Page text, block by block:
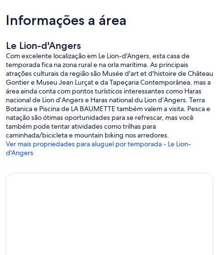
Informações a área
Le Lion-d'Angers
Com excelente localização em Le Lion-d'Angers, esta casa de
temporada fica na zona rural e na orla marítima. As principais
atrações culturais da região são Musée d'art et d'histoire de Château
Gontier e Museu Jean Lurçat e da Tapeçaria Contemporânea, mas a
área ainda conta com pontos turísticos interessantes como Haras
nacional de Lion d’Angers e Haras national du Lion d’Angers. Terra
Botanica e Piscina de LA BAUMETTE também valem a visita. Pesca e
natação são ótimas oportunidades para se refrescar, mas você
também pode tentar atividades como trilhas para
caminhada/bicicleta e mountain biking nos arredores.
Ver mais propriedades para aluguel por temporada - Le Lion-
d'Angers